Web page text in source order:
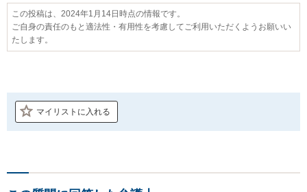
この投稿は、2024年1月14日時点の情報です。
ご自身の責任のもと適法性・有用性を考慮してご利用いただくようお願いい
たします。
マイリストに入れる